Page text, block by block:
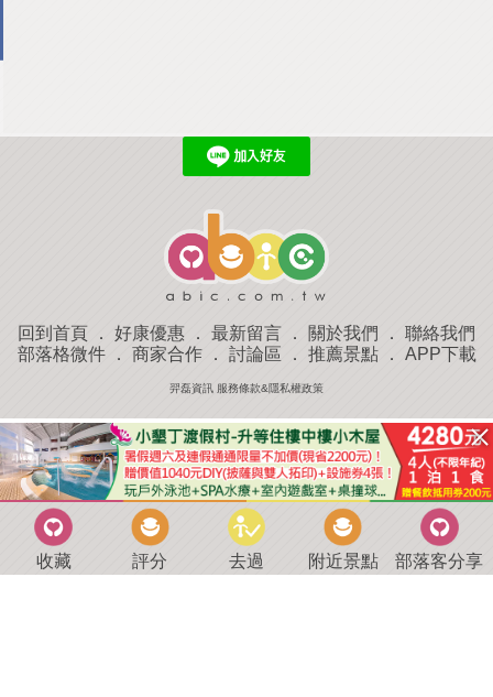
回到首頁 ． 好康優惠 ． 最新留言 ． 關於我們 ． 聯絡我們
部落格微件． 商家合作． 討論區 ． 推薦景點． APP下載
羿磊資訊 服務條款&隱私權政策
收藏 評分 去過 附近景點 部落客分享